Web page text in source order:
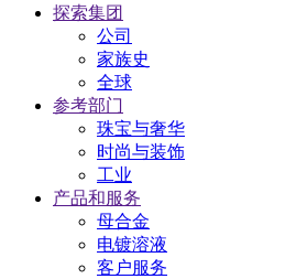
探索集团
公司
家族史
全球
参考部门
珠宝与奢华
时尚与装饰
工业
产品和服务
母合金
电镀溶液
客户服务